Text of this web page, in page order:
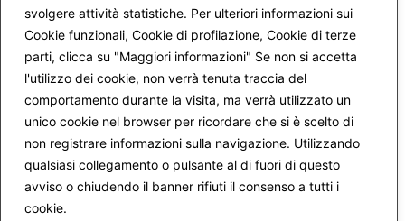
svolgere attività statistiche. Per ulteriori informazioni sui
Cookie funzionali, Cookie di profilazione, Cookie di terze
parti, clicca su "Maggiori informazioni" Se non si accetta
l'utilizzo dei cookie, non verrà tenuta traccia del
comportamento durante la visita, ma verrà utilizzato un
unico cookie nel browser per ricordare che si è scelto di
non registrare informazioni sulla navigazione. Utilizzando
qualsiasi collegamento o pulsante al di fuori di questo
avviso o chiudendo il banner rifiuti il consenso a tutti i
cookie.